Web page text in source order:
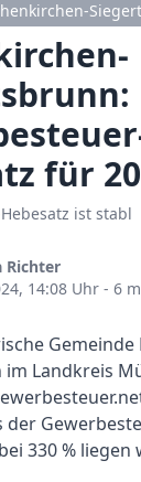
für
ist stabl
Richter
14:08 Uhr - 6
Landkreis
der
330 % liegen